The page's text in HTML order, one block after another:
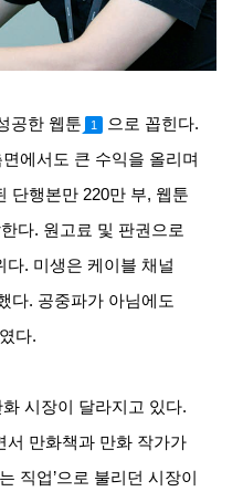
공한 웹툰 1 으로 꼽힌다.
에서도 큰 수익을 올리며
단행본만 220만 부, 웹툰
다. 원고료 및 판권으로
다. 미생은 케이블 채널
다. 공중파가 아님에도
였다.
시장이 달라지고 있다.
서 만화책과 만화 작가가
직업’으로 불리던 시장이